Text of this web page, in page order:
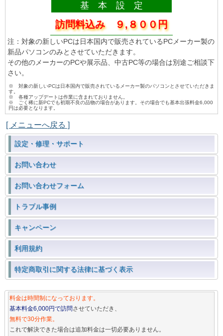
基 本 設 定
訪問料込み ９,８００円
注：対象の新しいPCは日本国内で販売されているPCメーカー製の
新品パソコンのみとさせていただきます。
その他のメーカーのPCや展示品、中古PC等の場合は別途ご相談下
さい。
※ 対象の新しいPCは日本国内で販売されているメーカー製のパソコンとさせていただきま
す。
※ 各種アップデートは作業に含まれておりません。
※ ごく稀に新PCでも初期不良の品物の場合があります。その場合でも基本出張料金6,000
円は必要となります。
[ メニューへ戻る ]
設定・修理・サポート
お問い合わせ
お問い合わせフォーム
トラブル事例
キャンペーン
利用規約
特定商取引に関する法律に基づく表示
料金は時間制になっております。
基本料金6,000円で訪問させていただき、
無料で30分作業。
これで解決できた場合は追加料金は一切必要ありません。